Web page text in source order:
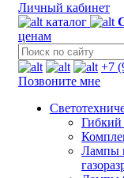
Личный кабинет
каталог
ценам
+7
Позвоните мне
Лампы